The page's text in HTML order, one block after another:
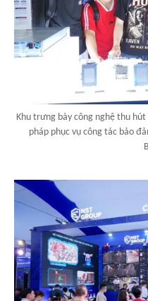
Khu trưng bày công nghệ thu
pháp phục vụ công tác bảo